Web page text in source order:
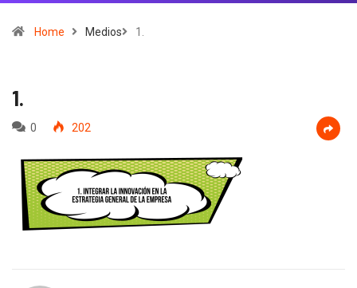
Home Medios 1.
1.
0 202